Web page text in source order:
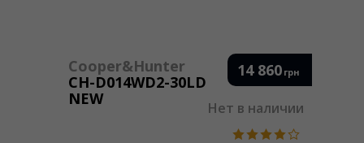
14 860 грн
Нет в наличии
Cooper&Hunter
CH-D014WD2-30LD
NEW